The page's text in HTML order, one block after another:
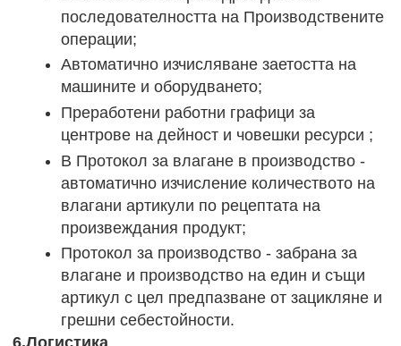
последователността на Производствените
операции;
Автоматично изчисляване заетостта на
машините и оборудването;
Преработени работни графици за
центрове на дейност и човешки ресурси ;
В Протокол за влагане в производство -
автоматично изчисление количеството на
влагани артикули по рецептата на
произвеждания продукт;
Протокол за производство - забрана за
влагане и производство на един и същи
артикул с цел предпазване от зацикляне и
грешни себестойности.